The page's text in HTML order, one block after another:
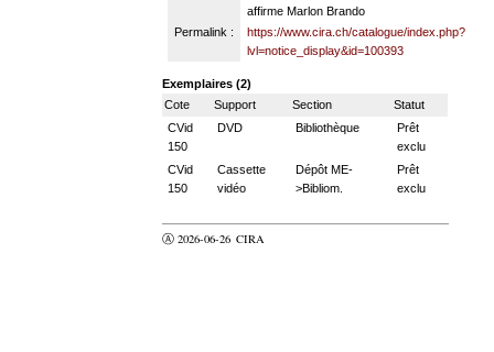
affirme Marlon Brando
Permalink :
https://www.cira.ch/catalogue/index.php?
lvl=notice_display&id=100393
Exemplaires (2)
Cote
Support Section
Statut
CVid
150
DVD Bibliothèque
Prêt
exclu
CVid
150
Cassette
vidéo
Dépôt ME-
>Bibliom.
Prêt
exclu
Ⓐ 2026-06-26 CIRA